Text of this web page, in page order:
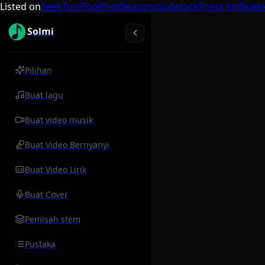
Listed onSeekToolToolPilotBeaconsSubstackPress Kit
Solmi
Pilihan
Buat lagu
Buat video musik
Buat Video Bernyanyi
Buat Video Lirik
Buat Cover
Pemisah stem
Pustaka